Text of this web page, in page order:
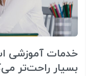
خدمات آموزشی
بسیار راحت‌تر